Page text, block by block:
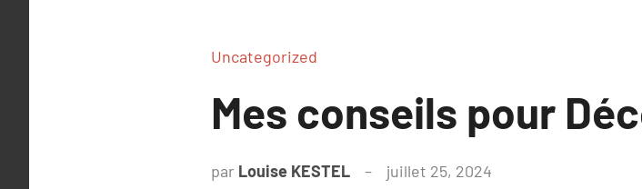
Uncategorized
Mes conseils pour
par Louise KESTEL juillet 25, 2024